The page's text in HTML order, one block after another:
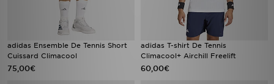
adidas Ensemble De Tennis Short
Cuissard Climacool
75,00€
adidas T-shirt De Tennis
Climacool+ Airchill Freelift
60,00€